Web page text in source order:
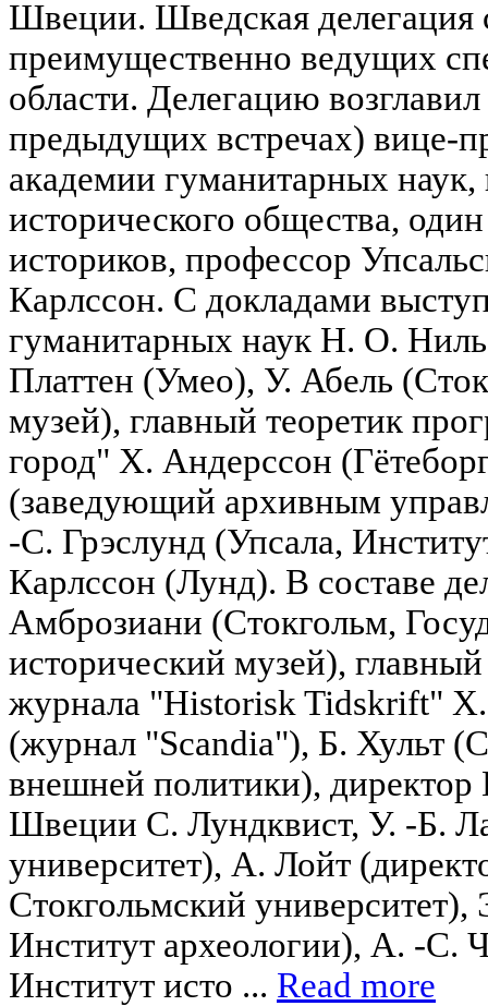
Швеции. Шведская делегация
преимущественно ведущих
области. Делегацию
предыдущих встречах) вице-
академии гуманитарных наук,
исторического общества,
историков, профессор
Карлссон. С докладами
гуманитарных наук Н. О.
Платтен (Умео), У. Абель
музей), главный теоретик
город" Х. Андерссон
(заведующий архивным
-С. Грэслунд (Упсала,
Карлссон (Лунд). В составе
Амброзиани (Стокгольм,
исторический музей),
журнала "Historisk Tidskrift" Х.
(журнал "Scandia"), Б. Хульт
внешней политики), директор
Швеции С. Лундквист, У. -Б.
университет), А. Лойт
Стокгольмский
Институт археологии), А. -С.
Институт исто ... Read more